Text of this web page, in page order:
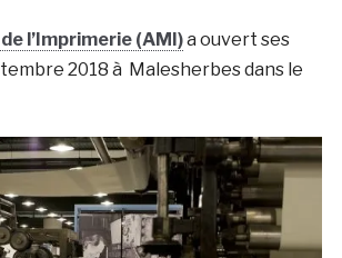
l’Imprimerie (AMI)a ouvert ses
2018 à Malesherbes dans le